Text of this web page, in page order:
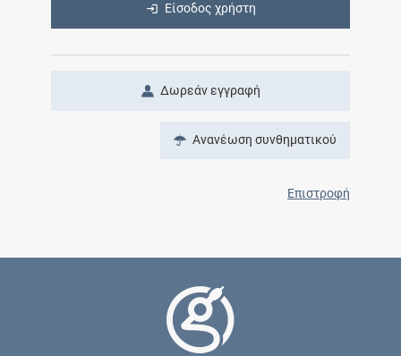
Είσοδος χρήστη
Δωρεάν εγγραφή
Ανανέωση συνθηματικού
Επιστροφή